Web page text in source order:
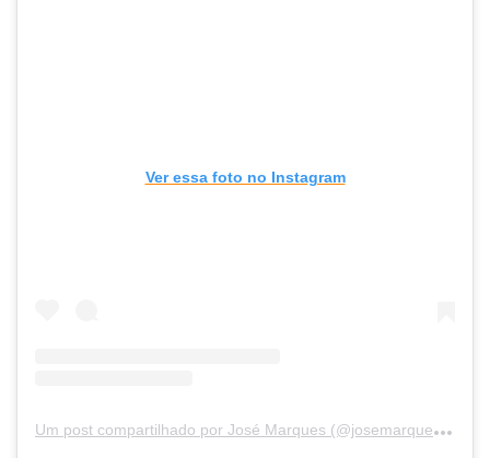
Ver essa foto no Instagram
Um post compartilhado por José Marques (@josemarques.app)